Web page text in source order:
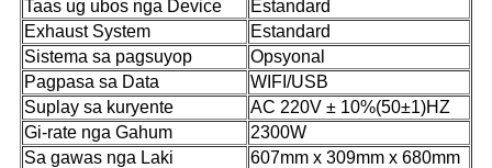
Taas ug ubos nga Device
Estandard
Exhaust System
Estandard
Sistema sa pagsuyop
Opsyonal
Pagpasa sa Data
WIFI/USB
Suplay sa kuryente
AC 220V ± 10%(50±1)HZ
Gi-rate nga Gahum
2300W
Sa gawas nga Laki
607mm x 309mm x 680mm